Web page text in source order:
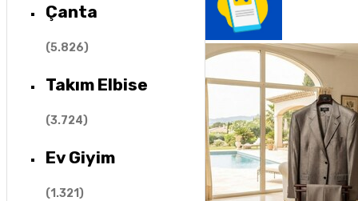
Çanta
(5.826)
Takım Elbise
(3.724)
Ev Giyim
(1.321)